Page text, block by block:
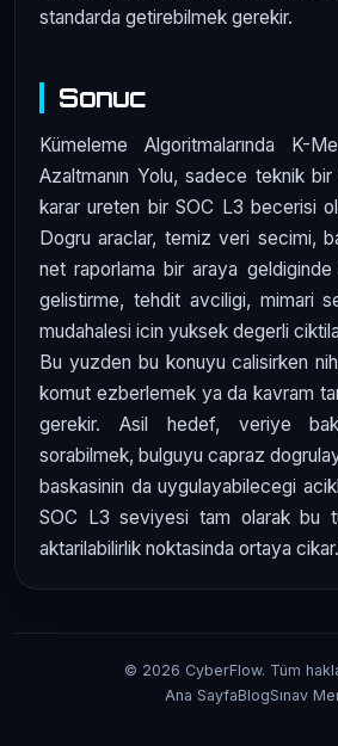
standarda getirebilmek gerekir.
Sonuc
Kümeleme Algoritmalarında K-
Azaltmanın Yolu, sadece teknik
karar ureten bir SOC L3 becerisi
Dogru araclar, temiz veri secimi,
net raporlama bir araya
gelistirme, tehdit avciligi, mimari
mudahalesi icin yuksek degerli
Bu yuzden bu konuyu calisirken
komut ezberlemek ya da kavram
gerekir. Asil hedef, veriye
sorabilmek, bulguyu capraz
baskasinin da uygulayabilecegi
SOC L3 seviyesi tam olarak bu
aktarilabilirlik noktasinda ortaya cikar.
© 2026 CyberFlow. Tüm
Ana SayfaBlogSınav